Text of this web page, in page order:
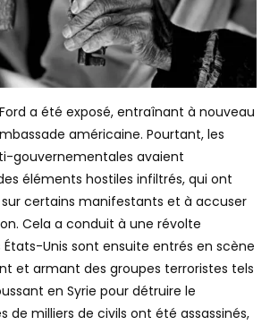
a été exposé, entraînant à nouveau
américaine. Pourtant, les
gouvernementales avaient
éléments hostiles infiltrés, qui ont
certains manifestants et à accuser
Cela a conduit à une révolte
États-Unis sont ensuite entrés en scène
et armant des groupes terroristes tels
en Syrie pour détruire le
de milliers de civils ont été assassinés,